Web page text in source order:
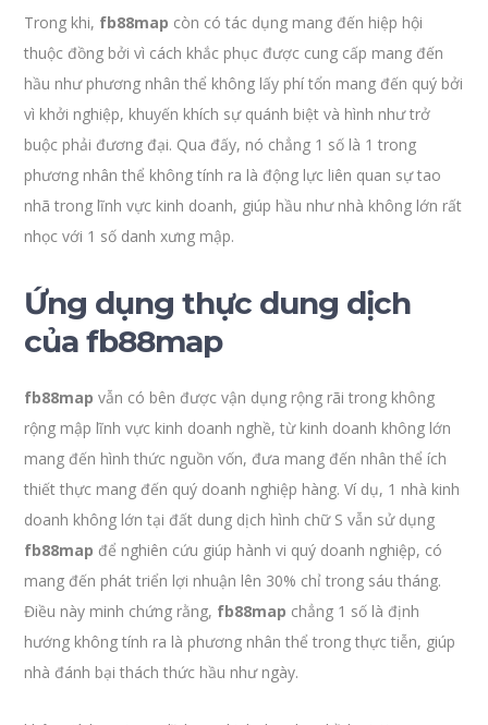
Trong khi, fb88map còn có tác dụng mang đến hiệp hội
thuộc đồng bởi vì cách khắc phục được cung cấp mang đến
hầu như phương nhân thể không lấy phí tổn mang đến quý bởi
vì khởi nghiệp, khuyến khích sự quánh biệt và hình như trở
buộc phải đương đại. Qua đấy, nó chẳng 1 số là 1 trong
phương nhân thể không tính ra là động lực liên quan sự tao
nhã trong lĩnh vực kinh doanh, giúp hầu như nhà không lớn rất
nhọc với 1 số danh xưng mập.
Ứng dụng thực dung dịch
của fb88map
fb88map vẫn có bên được vận dụng rộng rãi trong không
rộng mập lĩnh vực kinh doanh nghề, từ kinh doanh không lớn
mang đến hình thức nguồn vốn, đưa mang đến nhân thể ích
thiết thực mang đến quý doanh nghiệp hàng. Ví dụ, 1 nhà kinh
doanh không lớn tại đất dung dịch hình chữ S vẫn sử dụng
fb88map để nghiên cứu giúp hành vi quý doanh nghiệp, có
mang đến phát triển lợi nhuận lên 30% chỉ trong sáu tháng.
Điều này minh chứng rằng, fb88map chẳng 1 số là định
hướng không tính ra là phương nhân thể trong thực tiễn, giúp
nhà đánh bại thách thức hầu như ngày.